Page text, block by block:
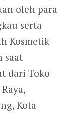
oleh para
serta
Kosmetik
saat
dari Toko
Kota